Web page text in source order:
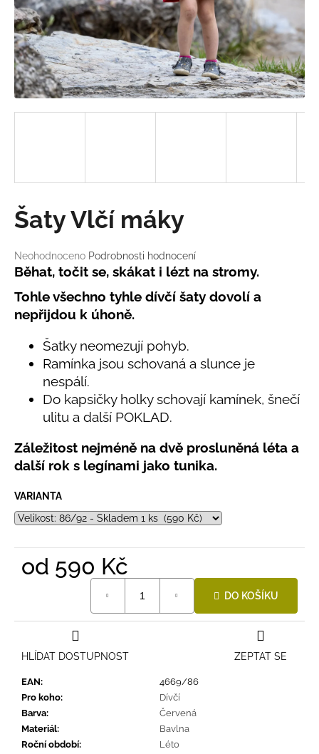
Průměrné
hodnocení
je
z
hvězdiček.
Neohodnoceno Podrobnosti hodnocení
Šaty Vlčí máky
Běhat, točit se, skákat i lézt na stromy.
Tohle všechno tyhle dívčí šaty dovolí a
nepřijdou k úhoně.
Šatky neomezují pohyb.
Ramínka jsou schovaná a slunce je
nespálí.
Do kapsičky holky schovají kamínek, šnečí
ulitu a další POKLAD.
Záležitost nejméně na dvě prosluněná léta a
další rok s legínami jako tunika.
VARIANTA
od 590 Kč
DO KOŠÍKU
EAN:
4669/86
Pro koho:
Dívčí
Barva:
Červená
Materiál:
Bavlna
Roční období:
Léto
ZEPTAT SE
HLÍDAT DOSTUPNOST
a
j
í
t
?
D
p
o
r
u
č
LETNÍ
RYCHLESCHNOUCÍ
KALHOTY
KORÁLKY
695
Kč